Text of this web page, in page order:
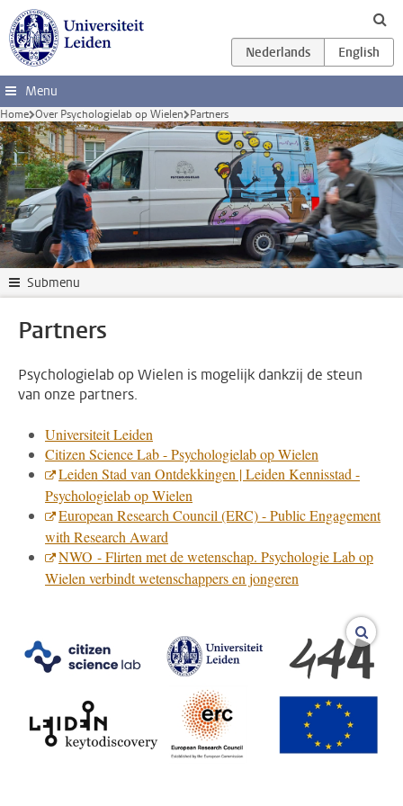
Ga direct naar de inhoud
Menu
Home Over Psychologielab op Wielen Partners
Submenu
Partners
Psychologielab op Wielen is mogelijk dankzij de steun
van onze partners.
Universiteit Leiden
Citizen Science Lab - Psychologielab op Wielen
Leiden Stad van Ontdekkingen | Leiden Kennisstad -
Psychologielab op Wielen
European Research Council (ERC) - Public Engagement
with Research Award
NWO - Flirten met de wetenschap. Psychologie Lab op
Wielen verbindt wetenschappers en jongeren